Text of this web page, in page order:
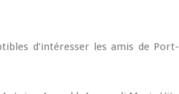
d’intéresser les amis de Port-